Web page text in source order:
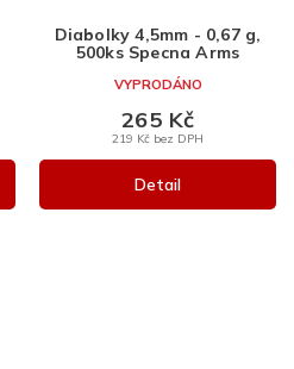
Diabolky 4,5mm - 0,67 g,
500ks Specna Arms
VYPRODÁNO
219 Kč bez DPH
265 Kč
Detail